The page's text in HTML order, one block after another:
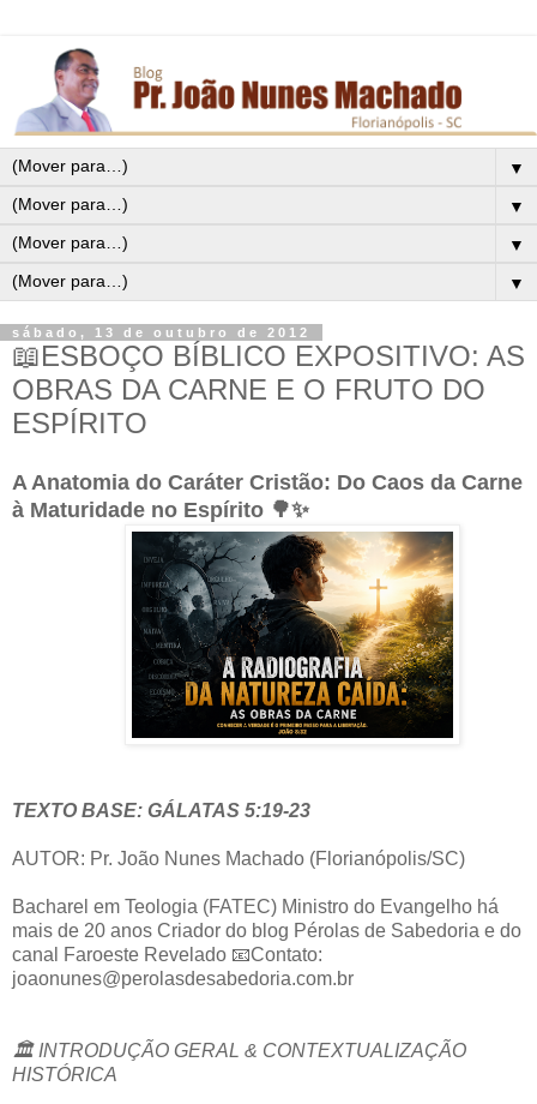
▼
▼
▼
▼
sábado, 13 de outubro de 2012
📖ESBOÇO BÍBLICO EXPOSITIVO: AS
OBRAS DA CARNE E O FRUTO DO
ESPÍRITO
A Anatomia do Caráter Cristão: Do Caos da Carne
à Maturidade no Espírito 🌳✨
TEXTO BASE: GÁLATAS 5:19-23
AUTOR: Pr. João Nunes Machado (Florianópolis/SC)
Bacharel em Teologia (FATEC) Ministro do Evangelho há
mais de 20 anos Criador do blog Pérolas de Sabedoria e do
canal Faroeste Revelado 📧Contato:
joaonunes@perolasdesabedoria.com.br
🏛️ INTRODUÇÃO GERAL & CONTEXTUALIZAÇÃO
HISTÓRICA